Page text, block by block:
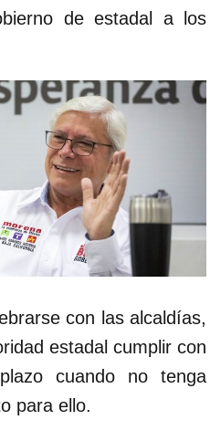
de estadal a los
con las alcaldías,
estadal cumplir con
cuando no tenga
para ello.